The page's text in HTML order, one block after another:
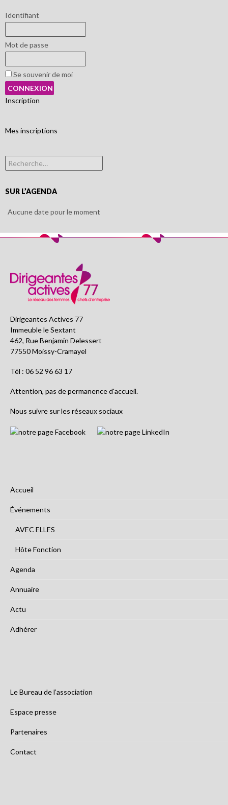
Identifiant
Mot de passe
Se souvenir de moi
Inscription
Mes inscriptions
Rechercher :
SUR L’AGENDA
Aucune date pour le moment
Dirigeantes Actives 77
Immeuble le Sextant
462, Rue Benjamin Delessert
77550 Moissy-Cramayel
Tél : 06 52 96 63 17
Attention, pas de permanence d'accueil.
Nous suivre sur les réseaux sociaux
Accueil
Événements
AVEC ELLES
Hôte Fonction
Agenda
Annuaire
Actu
Adhérer
Le Bureau de l’association
Espace presse
Partenaires
Contact